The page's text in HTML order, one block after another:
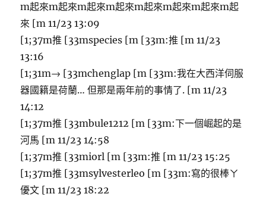
m起來m起來m起來m起來m起來m起來m起來m起
來 [m 11/23 13:09
[1;37m推 [33mspecies [m [33m:推 [m 11/23
13:16
[1;31m→ [33mchenglap [m [33m:我在大西洋伺服
器國籍是荷蘭… 但那是兩年前的事情了. [m 11/23
14:12
[1;37m推 [33mbule1212 [m [33m:下一個崛起的是
河馬 [m 11/23 14:58
[1;37m推 [33miorl [m [33m:推 [m 11/23 15:25
[1;37m推 [33msylvesterleo [m [33m:寫的很棒ㄚ
優文 [m 11/23 18:22